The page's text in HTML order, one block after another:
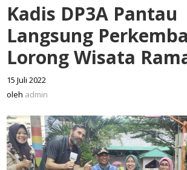
Kadis DP3A Pantau
Langsung
Lorong Wisata
15 Juli 2022
oleh admin